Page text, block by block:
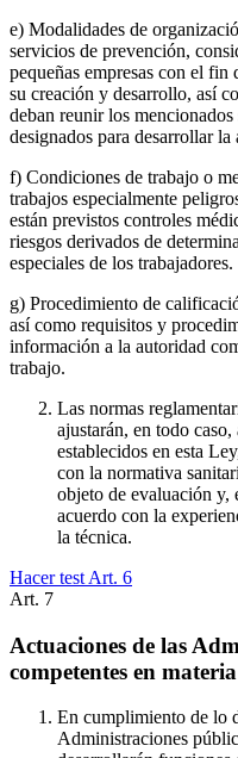
e) Modalidades de
servicios de prevención,
pequeñas empresas con el fin
su creación y desarrollo, así
deban reunir los
designados para desarrollar
f) Condiciones de trabajo o
trabajos especialmente
están previstos controles
riesgos derivados de
especiales de los trabajadores.
g) Procedimiento de
así como requisitos y
información a la autoridad
trabajo.
Las normas
ajustarán, en todo
establecidos en esta
con la normativa
objeto de evaluación y,
acuerdo con la
la técnica.
Hacer test Art. 6
Art. 7
Actuaciones de las
competentes en
En cumplimiento de lo
Administraciones